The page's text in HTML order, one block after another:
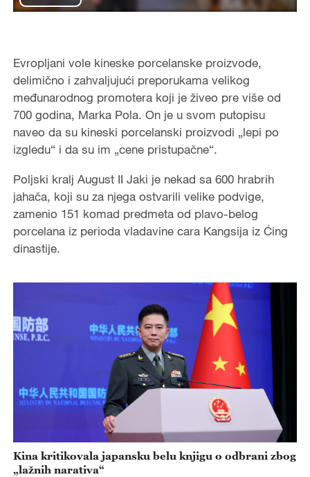
Play
Evropljani vole kineske porcelanske proizvode,
delimično i zahvaljujući preporukama velikog
međunarodnog promotera koji je živeo pre više od
700 godina, Marka Pola. On je u svom putopisu
naveo da su kineski porcelanski proizvodi „lepi po
izgledu“ i da su im „cene pristupačne“.
Poljski kralj August II Jaki je nekad sa 600 hrabrih
jahača, koji su za njega ostvarili velike podvige,
zamenio 151 komad predmeta od plavo-belog
porcelana iz perioda vladavine cara Kangsija iz Ćing
dinastije.
Kina kritikovala japansku belu knjigu o odbrani zbog
„lažnih narativa“